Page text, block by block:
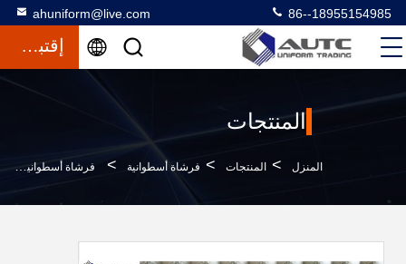
ahuniform@live.com 86--18955154985
إقتباس
المنتجات
المنزل > المنتجات > فرشاة أسطوانية > فرشاة أسطوانية من خضروات الفاكهة المتينة ، فرشاة أسلاك الأسطوانة متعددة الوظائف